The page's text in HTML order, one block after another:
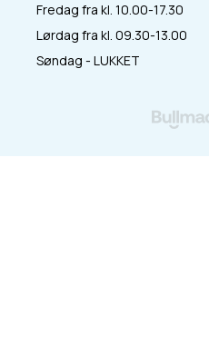
Fredag fra kl. 10.00-17.30
Lørdag fra kl. 09.30-13.00
Søndag - LUKKET